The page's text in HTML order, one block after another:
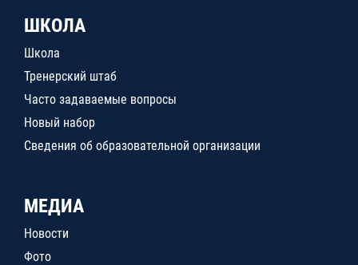
ШКОЛА
Школа
Тренерский штаб
Часто задаваемые вопросы
Новый набор
Сведения об образовательной организации
МЕДИА
Новости
Фото